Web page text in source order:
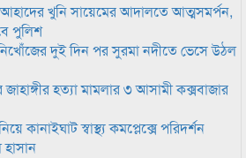
আহাদের খুনি সায়েমের আদালতে আত্মসমর্পন,
পুলিশ
নিখোঁজের দুই দিন পর সুরমা নদীতে ভেসে উঠল
জাহাঙ্গীর হত্যা মামলার ৩ আসামী কক্সবাজার
কানাইঘাট স্বাস্থ্য কমপ্লেক্সে পরিদর্শন